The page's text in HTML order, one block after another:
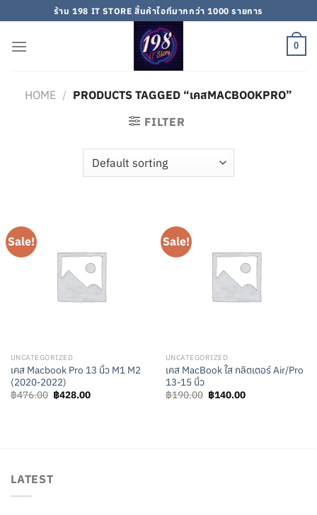
to
content
ร้าน 198 IT STORE สิ้นค้าไอทีมากกว่า 1000 รายการ
0
HOME / PRODUCTS TAGGED “เคสMACBOOKPRO”
FILTER
Sale!
UNCATEGORIZED
เคส Macbook Pro 13 นิ้ว M1 M2
(2020-2022)
฿476.00 Original
price
฿428.00Current
Sale!
UNCATEGORIZED
เคส MacBook ใส กลิตเตอร์ Air/Pro
13-15 นิ้ว
฿190.00 Original
price
฿140.00Current
LATEST